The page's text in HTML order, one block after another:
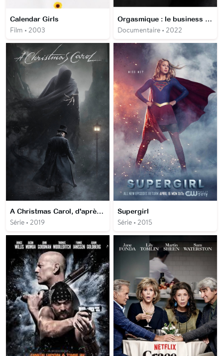
Calendar Girls
Film • 2003
Orgasmique : le business OneTaste
Documentaire • 2022
A Christmas Carol, d'après Charles Dickens
Série • 2019
Supergirl
Série • 2015